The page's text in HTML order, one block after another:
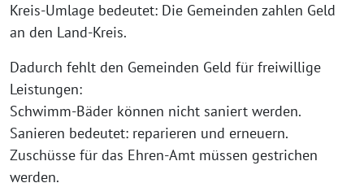
Kreis-Umlage bedeutet: Die Gemeinden zahlen Geld
an den Land-Kreis.
Dadurch fehlt den Gemeinden Geld für freiwillige
Leistungen:
Schwimm-Bäder können nicht saniert werden.
Sanieren bedeutet: reparieren und erneuern.
Zuschüsse für das Ehren-Amt müssen gestrichen
werden.